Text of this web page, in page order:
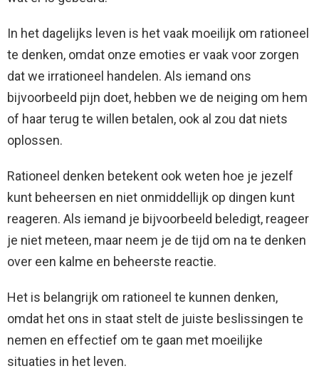
In het dagelijks leven is het vaak moeilijk om rationeel
te denken, omdat onze emoties er vaak voor zorgen
dat we irrationeel handelen. Als iemand ons
bijvoorbeeld pijn doet, hebben we de neiging om hem
of haar terug te willen betalen, ook al zou dat niets
oplossen.
Rationeel denken betekent ook weten hoe je jezelf
kunt beheersen en niet onmiddellijk op dingen kunt
reageren. Als iemand je bijvoorbeeld beledigt, reageer
je niet meteen, maar neem je de tijd om na te denken
over een kalme en beheerste reactie.
Het is belangrijk om rationeel te kunnen denken,
omdat het ons in staat stelt de juiste beslissingen te
nemen en effectief om te gaan met moeilijke
situaties in het leven.